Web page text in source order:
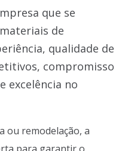
que se
de
qualidade de
compromisso
excelência no
ou remodelação, a